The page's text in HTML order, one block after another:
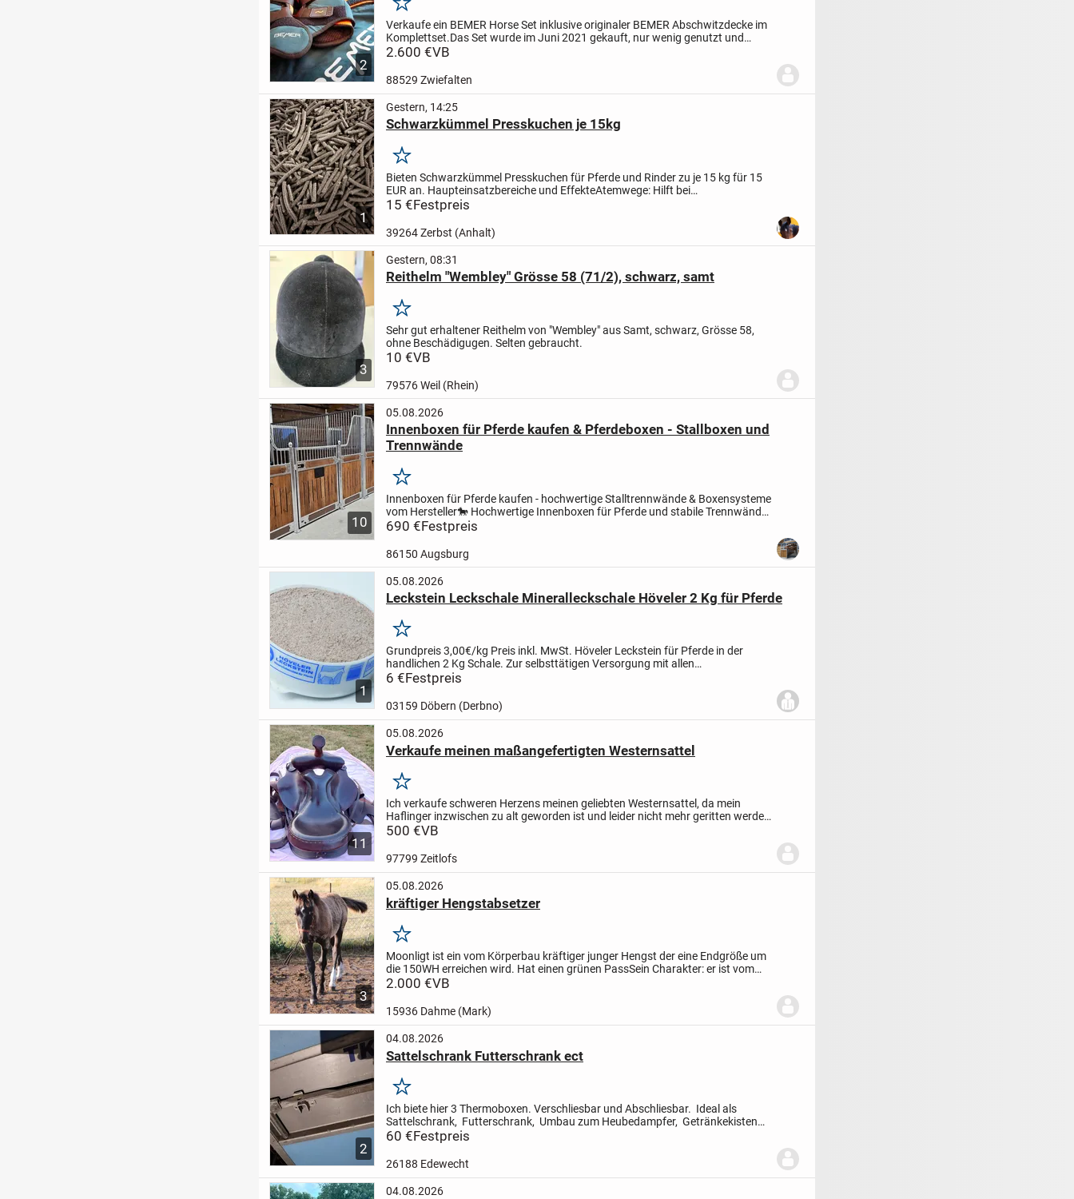
2
Merken
Verkaufe ein BEMER Horse Set inklusive originaler BEMER Abschwitzdecke im
Komplettset.Das Set wurde im Juni 2021 gekauft, nur wenig genutzt und
befindet sich in einem sehr guten, gepflegten Zustand....
2.600 €VB
88529 Zwiefalten
1
Gestern, 14:25
Schwarzkümmel Presskuchen je 15kg
Merken
Bieten Schwarzkümmel Presskuchen für Pferde und Rinder zu je 15 kg für 15
EUR an. Haupteinsatzbereiche und EffekteAtemwege: Hilft bei
staubbedingtem Husten, leichten Bronchialreizungen und...
15 €Festpreis
39264 Zerbst (Anhalt)
3
Gestern, 08:31
Reithelm "Wembley" Grösse 58 (71/2), schwarz, samt
Merken
Sehr gut erhaltener Reithelm von "Wembley" aus Samt, schwarz, Grösse 58,
ohne Beschädigugen. Selten gebraucht.
10 €VB
79576 Weil (Rhein)
10
05.08.2026
Innenboxen für Pferde kaufen & Pferdeboxen - Stallboxen und
Trennwände
Merken
Innenboxen für Pferde kaufen - hochwertige Stalltrennwände & Boxensysteme
vom Hersteller🐎 Hochwertige Innenboxen für Pferde und stabile Trennwände
für moderne Pferdeställe
690 €Festpreis
86150 Augsburg
1
05.08.2026
Leckstein Leckschale Mineralleckschale Höveler 2 Kg für Pferde
Merken
Grundpreis 3,00€/kg Preis inkl. MwSt. Höveler Leckstein für Pferde in der
handlichen 2 Kg Schale. Zur selbsttätigen Versorgung mit allen
lebenswichtigen Mineralien und Spurenelementen.
6 €Festpreis
03159 Döbern (Derbno)
11
05.08.2026
Verkaufe meinen maßangefertigten Westernsattel
Merken
Ich verkaufe schweren Herzens meinen geliebten Westernsattel, da mein
Haflinger inzwischen zu alt geworden ist und leider nicht mehr geritten werden
kann.Der Sattel ist maßangefertigt, besteht aus...
500 €VB
97799 Zeitlofs
3
05.08.2026
kräftiger Hengstabsetzer
Merken
Moonligt ist ein vom Körperbau kräftiger junger Hengst der eine Endgröße um
die 150WH erreichen wird. Hat einen grünen PassSein Charakter: er ist vom
Wesen her ein ruhiger Jung Hengst , hat auch...
2.000 €VB
15936 Dahme (Mark)
2
04.08.2026
Sattelschrank Futterschrank ect
Merken
Ich biete hier 3 Thermoboxen. Verschliesbar und Abschliesbar. Ideal als
Sattelschrank, Futterschrank, Umbau zum Heubedampfer, Getränkekisten
kühl halten ect. Hält alles trocken und sauber.
60 €Festpreis
26188 Edewecht
04.08.2026